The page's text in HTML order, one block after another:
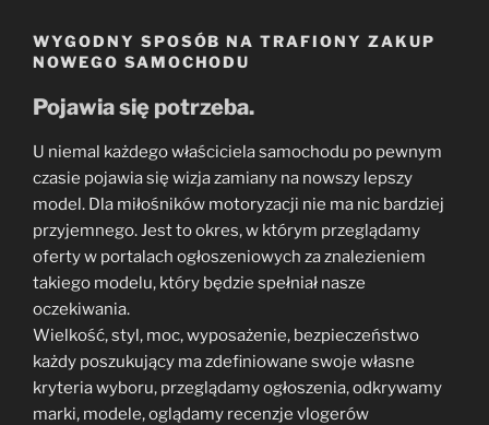
WYGODNY SPOSÓB NA TRAFIONY ZAKUP
NOWEGO SAMOCHODU
Pojawia się potrzeba.
U niemal każdego właściciela samochodu po pewnym
czasie pojawia się wizja zamiany na nowszy lepszy
model. Dla miłośników motoryzacji nie ma nic bardziej
przyjemnego. Jest to okres, w którym przeglądamy
oferty w portalach ogłoszeniowych za znalezieniem
takiego modelu, który będzie spełniał nasze
oczekiwania.
Wielkość, styl, moc, wyposażenie, bezpieczeństwo
każdy poszukujący ma zdefiniowane swoje własne
kryteria wyboru, przeglądamy ogłoszenia, odkrywamy
marki, modele, oglądamy recenzje vlogerów